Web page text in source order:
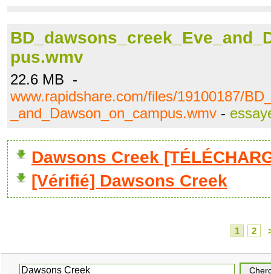
pus.wmv
22.6 MB -
www.rapidshare.com/files/19100187/
_and_Dawson_on_campus.wmv -
Dawsons Creek
[Vérifié] Dawsons Creek
1 2